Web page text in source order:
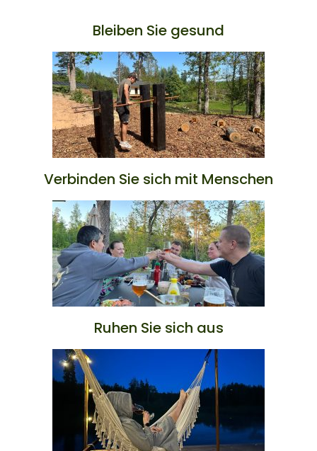
Bleiben Sie gesund
Verbinden Sie sich mit Menschen
Ruhen Sie sich aus